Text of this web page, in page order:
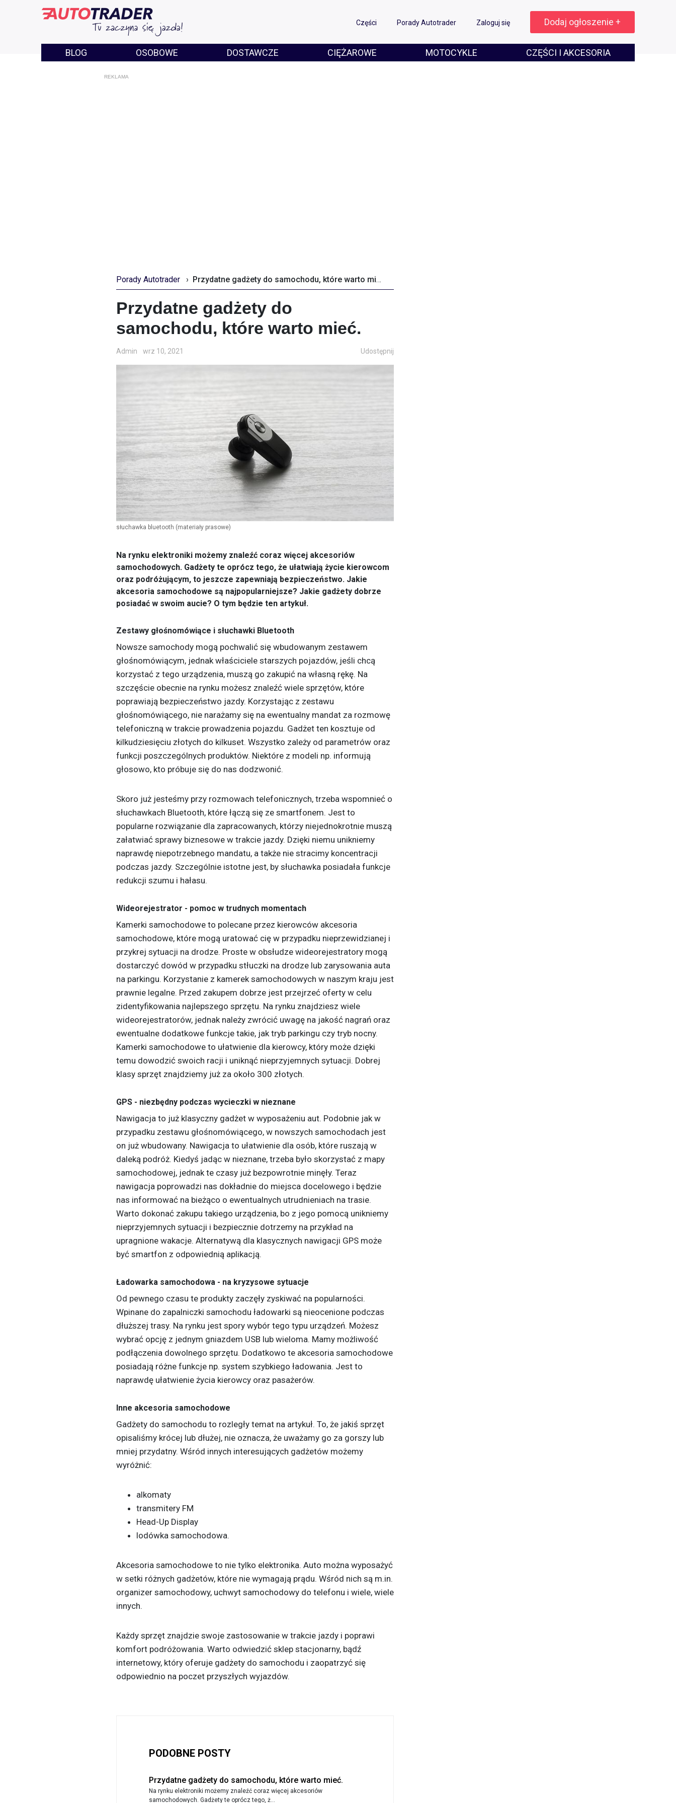
Części Porady Autotrader Zaloguj się Dodaj ogłoszenie +
BLOG OSOBOWE DOSTAWCZE CIĘŻAROWE MOTOCYKLE CZĘŚCI I AKCESORIA
REKLAMA
Porady Autotrader › Przydatne gadżety do samochodu, które warto mieć.
Przydatne gadżety do
samochodu, które warto mieć.
Admin wrz 10, 2021 Udostępnij
słuchawka bluetooth (materiały prasowe)
Na rynku elektroniki możemy znaleźć coraz więcej akcesoriów
samochodowych. Gadżety te oprócz tego, że ułatwiają życie kierowcom
oraz podróżującym, to jeszcze zapewniają bezpieczeństwo. Jakie
akcesoria samochodowe są najpopularniejsze? Jakie gadżety dobrze
posiadać w swoim aucie? O tym będzie ten artykuł.
Zestawy głośnomówiące i słuchawki Bluetooth
Nowsze samochody mogą pochwalić się wbudowanym zestawem
głośnomówiącym, jednak właściciele starszych pojazdów, jeśli chcą
korzystać z tego urządzenia, muszą go zakupić na własną rękę. Na
szczęście obecnie na rynku możesz znaleźć wiele sprzętów, które
poprawiają bezpieczeństwo jazdy. Korzystając z zestawu
głośnomówiącego, nie narażamy się na ewentualny mandat za rozmowę
telefoniczną w trakcie prowadzenia pojazdu. Gadżet ten kosztuje od
kilkudziesięciu złotych do kilkuset. Wszystko zależy od parametrów oraz
funkcji poszczególnych produktów. Niektóre z modeli np. informują
głosowo, kto próbuje się do nas dodzwonić.
Skoro już jesteśmy przy rozmowach telefonicznych, trzeba wspomnieć o
słuchawkach Bluetooth, które łączą się ze smartfonem. Jest to
popularne rozwiązanie dla zapracowanych, którzy niejednokrotnie muszą
załatwiać sprawy biznesowe w trakcie jazdy. Dzięki niemu unikniemy
naprawdę niepotrzebnego mandatu, a także nie stracimy koncentracji
podczas jazdy. Szczególnie istotne jest, by słuchawka posiadała funkcje
redukcji szumu i hałasu.
Wideorejestrator - pomoc w trudnych momentach
Kamerki samochodowe to polecane przez kierowców akcesoria
samochodowe, które mogą uratować cię w przypadku nieprzewidzianej i
przykrej sytuacji na drodze. Proste w obsłudze wideorejestratory mogą
dostarczyć dowód w przypadku stłuczki na drodze lub zarysowania auta
na parkingu. Korzystanie z kamerek samochodowych w naszym kraju jest
prawnie legalne. Przed zakupem dobrze jest przejrzeć oferty w celu
zidentyfikowania najlepszego sprzętu. Na rynku znajdziesz wiele
wideorejestratorów, jednak należy zwrócić uwagę na jakość nagrań oraz
ewentualne dodatkowe funkcje takie, jak tryb parkingu czy tryb nocny.
Kamerki samochodowe to ułatwienie dla kierowcy, który może dzięki
temu dowodzić swoich racji i uniknąć nieprzyjemnych sytuacji. Dobrej
klasy sprzęt znajdziemy już za około 300 złotych.
GPS - niezbędny podczas wycieczki w nieznane
Nawigacja to już klasyczny gadżet w wyposażeniu aut. Podobnie jak w
przypadku zestawu głośnomówiącego, w nowszych samochodach jest
on już wbudowany. Nawigacja to ułatwienie dla osób, które ruszają w
daleką podróż. Kiedyś jadąc w nieznane, trzeba było skorzystać z mapy
samochodowej, jednak te czasy już bezpowrotnie minęły. Teraz
nawigacja poprowadzi nas dokładnie do miejsca docelowego i będzie
nas informować na bieżąco o ewentualnych utrudnieniach na trasie.
Warto dokonać zakupu takiego urządzenia, bo z jego pomocą unikniemy
nieprzyjemnych sytuacji i bezpiecznie dotrzemy na przykład na
upragnione wakacje. Alternatywą dla klasycznych nawigacji GPS może
być smartfon z odpowiednią aplikacją.
Ładowarka samochodowa - na kryzysowe sytuacje
Od pewnego czasu te produkty zaczęły zyskiwać na popularności.
Wpinane do zapalniczki samochodu ładowarki są nieocenione podczas
dłuższej trasy. Na rynku jest spory wybór tego typu urządzeń. Możesz
wybrać opcję z jednym gniazdem USB lub wieloma. Mamy możliwość
podłączenia dowolnego sprzętu. Dodatkowo te akcesoria samochodowe
posiadają różne funkcje np. system szybkiego ładowania. Jest to
naprawdę ułatwienie życia kierowcy oraz pasażerów.
Inne akcesoria samochodowe
Gadżety do samochodu to rozległy temat na artykuł. To, że jakiś sprzęt
opisaliśmy krócej lub dłużej, nie oznacza, że uważamy go za gorszy lub
mniej przydatny. Wśród innych interesujących gadżetów możemy
wyróżnić:
alkomaty
transmitery FM
Head-Up Display
lodówka samochodowa.
Akcesoria samochodowe to nie tylko elektronika. Auto można wyposażyć
w setki różnych gadżetów, które nie wymagają prądu. Wśród nich są m.in.
organizer samochodowy, uchwyt samochodowy do telefonu i wiele, wiele
innych.
Każdy sprzęt znajdzie swoje zastosowanie w trakcie jazdy i poprawi
komfort podróżowania. Warto odwiedzić sklep stacjonarny, bądź
internetowy, który oferuje gadżety do samochodu i zaopatrzyć się
odpowiednio na poczet przyszłych wyjazdów.
PODOBNE POSTY
Przydatne gadżety do samochodu, które warto mieć.
Na rynku elektroniki możemy znaleźć coraz więcej akcesoriów
samochodowych. Gadżety te oprócz tego, ż...